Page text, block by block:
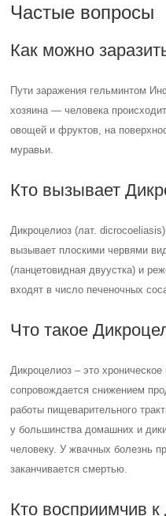
Частые вопросы
Как можно
Пути заражения гельминтом
хозяина — человека
овощей и фруктов, на
муравьи.
Кто вызывает
Дикроцелиоз (лат.
вызывает плоскими червями
(ланцетовидная двуустка) и
входят в число печеночных
Что такое
Дикроцелиоз – это
сопровождается снижением
работы пищеварительного
у большинства домашних и
человеку. У жвачных болезнь
заканчивается смертью.
Кто восприимчив